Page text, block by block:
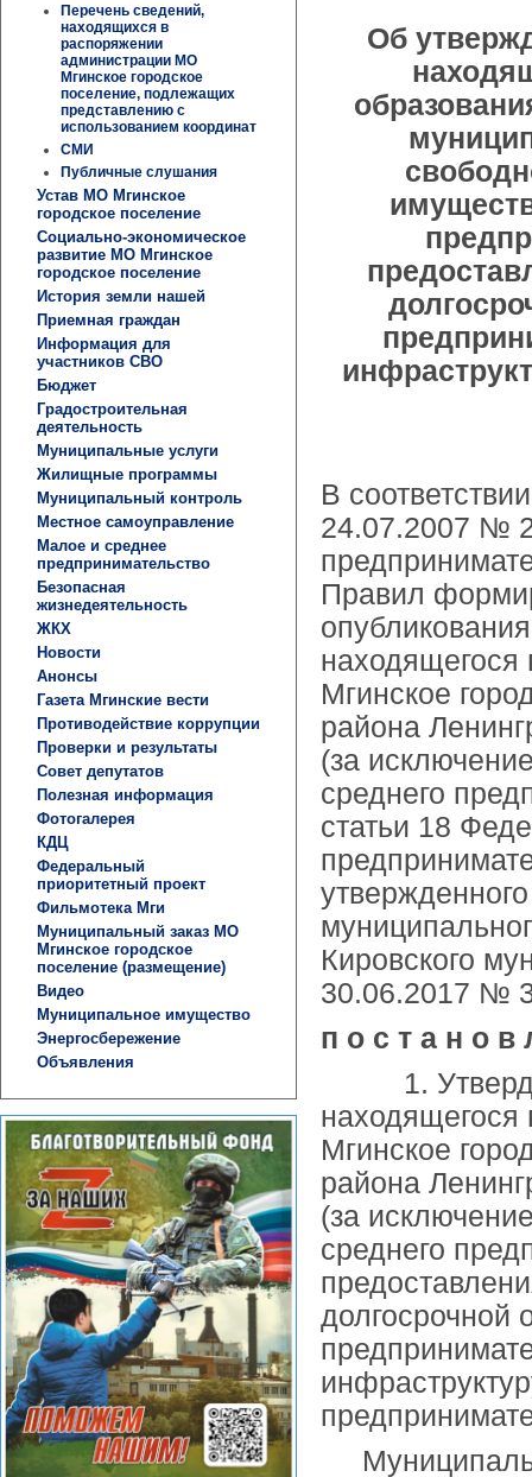
Перечень сведений,
находящихся в
распоряжении
администрации МО
Мгинское городское
поселение, подлежащих
представлению с
использованием координат
СМИ
Публичные слушания
Устав МО Мгинское
городское поселение
Социально-экономическое
развитие МО Мгинское
городское поселение
История земли нашей
Приемная граждан
Информация для
участников СВО
Бюджет
Градостроительная
деятельность
Муниципальные услуги
Жилищные программы
Муниципальный контроль
Местное самоуправление
Малое и среднее
предпринимательство
Безопасная
жизнедеятельность
ЖКХ
Новости
Анонсы
Газета Мгинские вести
Противодействие коррупции
Проверки и результаты
Совет депутатов
Полезная информация
Фотогалерея
КДЦ
Федеральный
приоритетный проект
Фильмотека Мги
Муниципальный заказ МО
Мгинское городское
поселение (размещение)
Видео
Муниципальное имущество
Энергосбережение
Объявления
Об
В
24.07.2007 №
Правил
находящегося
Мгинское
района
(за
среднего
статьи 18
Кировского
30.06.2017 №
п о с т а н о в
1.
находящегося
Мгинское
района
(за
среднего
долгосрочной